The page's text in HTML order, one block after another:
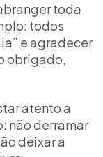
toda
todos
e agradecer
obrigado,
atento a
não derramar
deixar a